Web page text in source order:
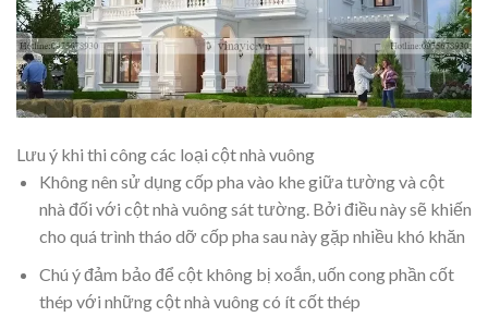
Lưu ý khi thi công các loại cột nhà vuông
Không nên sử dụng cốp pha vào khe giữa tường và cột
nhà đối với cột nhà vuông sát tường. Bởi điều này sẽ khiến
cho quá trình tháo dỡ cốp pha sau này gặp nhiều khó khăn
Chú ý đảm bảo để cột không bị xoắn, uốn cong phần cốt
thép với những cột nhà vuông có ít cốt thép